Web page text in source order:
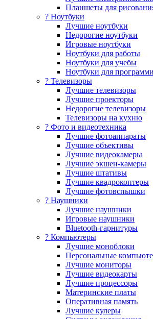
Планшеты для
? Ноутбуки
Лучшие ноутбуки
Недорогие ноутбуки
Игровые ноутбуки
Ноутбуки для работы
Ноутбуки для учебы
Ноутбуки для
? Телевизоры
Лучшие телевизоры
Лучшие проекторы
Недорогие телевизоры
Телевизоры на кухню
? Фото и видеотехника
Лучшие фотоаппараты
Лучшие объективы
Лучшие видеокамеры
Лучшие экшен-камеры
Лучшие штативы
Лучшие квадрокоптеры
Лучшие фотовспышки
? Наушники
Лучшие наушники
Игровые наушники
Bluetooth-гарнитуры
?️ Компьютеры
Лучшие моноблоки
Персональные
Лучшие мониторы
Лучшие видеокарты
Лучшие процессоры
Материнские платы
Оперативная память
Лучшие кулеры